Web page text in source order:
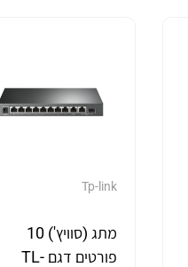
Tp-link
מתג (סוויץ') 10
פורטים דגם TL-